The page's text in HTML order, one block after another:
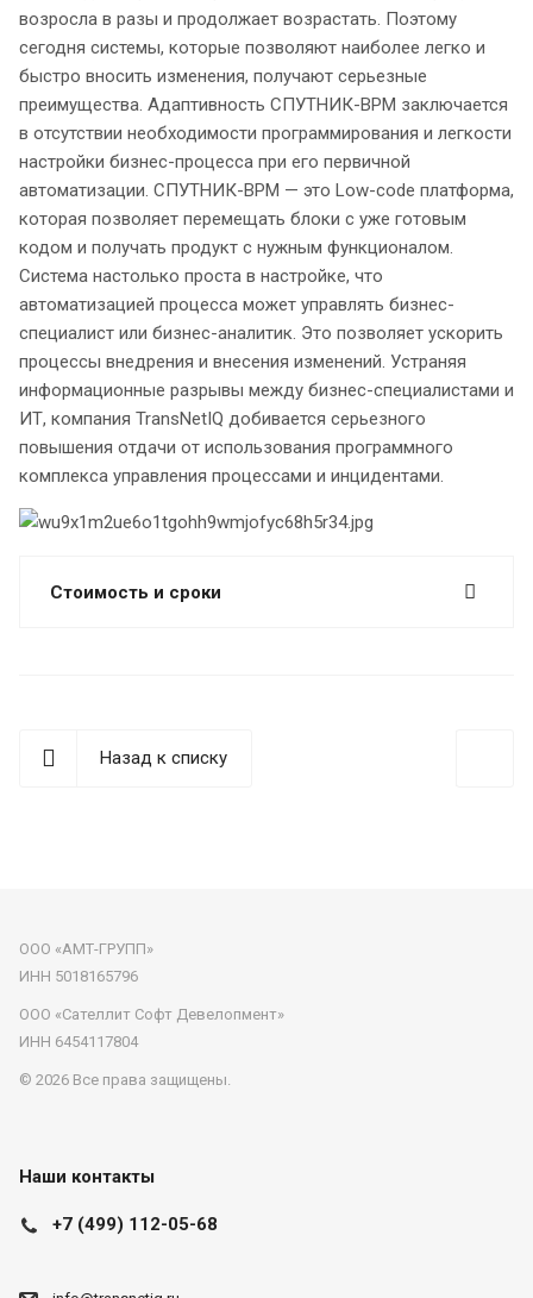
возросла в разы и продолжает возрастать. Поэтому
сегодня системы, которые позволяют наиболее легко и
быстро вносить изменения, получают серьезные
преимущества. Адаптивность СПУТНИК-BPM заключается
в отсутствии необходимости программирования и легкости
настройки бизнес-процесса при его первичной
автоматизации. СПУТНИК-BPM — это Low-code платформа,
которая позволяет перемещать блоки с уже готовым
кодом и получать продукт с нужным функционалом.
Система настолько проста в настройке, что
автоматизацией процесса может управлять бизнес-
специалист или бизнес-аналитик. Это позволяет ускорить
процессы внедрения и внесения изменений. Устраняя
информационные разрывы между бизнес-специалистами и
ИТ, компания TransNetIQ добивается серьезного
повышения отдачи от использования программного
комплекса управления процессами и инцидентами.
Стоимость и сроки
Назад к списку
ООО «АМТ-ГРУПП»
ИНН 5018165796
ООО «Сателлит Софт Девелопмент»
ИНН 6454117804
© 2026 Все права защищены.
Наши контакты
+7 (499) 112-05-68